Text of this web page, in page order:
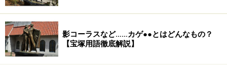
影コーラスなど……カゲ●●とはどんなもの？
【宝塚用語徹底解説】